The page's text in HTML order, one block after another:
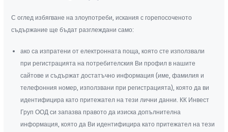
С оглед избягване на злоупотреби, искания с горепосоченото
съдържание ще бъдат разглеждани само:
ако са изпратени от електронната поща, която сте използвали
при регистрацията на потребителския Ви профил в нашите
сайтове и съдържат достатъчно информация (име, фамилия и
телефонния номер, използвани при регистрацията), която да ви
идентифицира като притежател на тези лични данни. КК Инвест
Груп ООД си запазва правото да изиска допълнителна
информация, която да Ви идентифицира като притежател на тези